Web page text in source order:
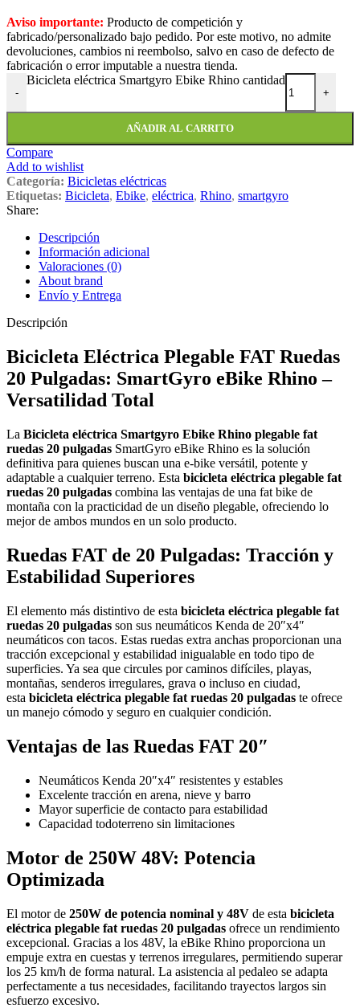
Aviso importante: Producto de competición y
fabricado/personalizado bajo pedido. Por este motivo, no admite
devoluciones, cambios ni reembolso, salvo en caso de defecto de
fabricación o error imputable a nuestra tienda.
-
Bicicleta eléctrica Smartgyro Ebike Rhino cantidad
+
AÑADIR AL CARRITO
Compare
Add to wishlist
Categoría: Bicicletas eléctricas
Etiquetas: Bicicleta, Ebike, eléctrica, Rhino, smartgyro
Share:
Descripción
Información adicional
Valoraciones (0)
About brand
Envío y Entrega
Descripción
Bicicleta Eléctrica Plegable FAT Ruedas
20 Pulgadas: SmartGyro eBike Rhino –
Versatilidad Total
La Bicicleta eléctrica Smartgyro Ebike Rhino plegable fat
ruedas 20 pulgadas SmartGyro eBike Rhino es la solución
definitiva para quienes buscan una e-bike versátil, potente y
adaptable a cualquier terreno. Esta bicicleta eléctrica plegable fat
ruedas 20 pulgadas combina las ventajas de una fat bike de
montaña con la practicidad de un diseño plegable, ofreciendo lo
mejor de ambos mundos en un solo producto.
Ruedas FAT de 20 Pulgadas: Tracción y
Estabilidad Superiores
El elemento más distintivo de esta bicicleta eléctrica plegable fat
ruedas 20 pulgadas son sus neumáticos Kenda de 20″x4″
neumáticos con tacos. Estas ruedas extra anchas proporcionan una
tracción excepcional y estabilidad inigualable en todo tipo de
superficies. Ya sea que circules por caminos difíciles, playas,
montañas, senderos irregulares, grava o incluso en ciudad,
esta bicicleta eléctrica plegable fat ruedas 20 pulgadas te ofrece
un manejo cómodo y seguro en cualquier condición.
Ventajas de las Ruedas FAT 20″
Neumáticos Kenda 20″x4″ resistentes y estables
Excelente tracción en arena, nieve y barro
Mayor superficie de contacto para estabilidad
Capacidad todoterreno sin limitaciones
Motor de 250W 48V: Potencia
Optimizada
El motor de 250W de potencia nominal y 48V de esta bicicleta
eléctrica plegable fat ruedas 20 pulgadas ofrece un rendimiento
excepcional. Gracias a los 48V, la eBike Rhino proporciona un
empuje extra en cuestas y terrenos irregulares, permitiendo superar
los 25 km/h de forma natural. La asistencia al pedaleo se adapta
perfectamente a tus necesidades, facilitando trayectos largos sin
esfuerzo excesivo.